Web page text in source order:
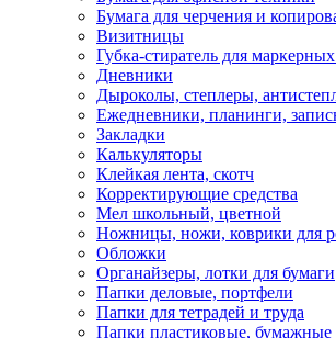
Бумага для черчения и
Визитницы
Губка-стиратель для
Дневники
Дыроколы, степлеры,
Ежедневники, планинги,
Закладки
Калькуляторы
Клейкая лента, скотч
Корректирующие средства
Мел школьный, цветной
Ножницы, ножи, коврики для
Обложки
Органайзеры, лотки для бумаги
Папки деловые, портфели
Папки для тетрадей и труда
Папки пластиковые, бумажные